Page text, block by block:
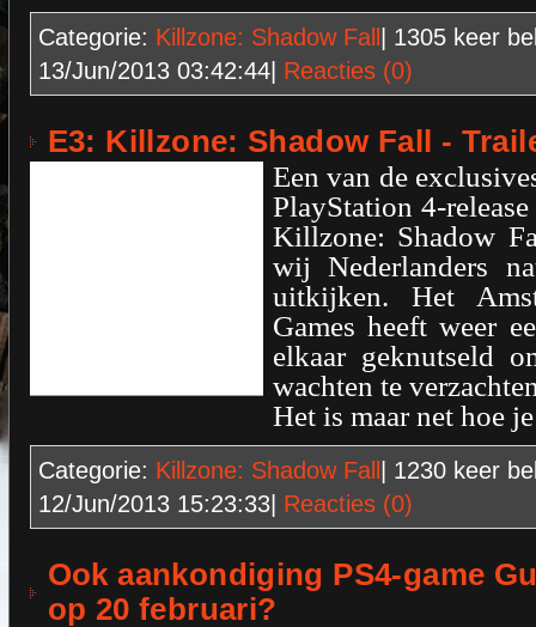
Categorie: Killzone: Shadow Fall | 1305 keer
13/Jun/2013 03:42:44| Reacties (0)
E3: Killzone: Shadow Fall -
Een van de
PlayStation 4-
Killzone: Shadow
wij Nederlanders
uitkijken. Het
Games heeft weer
elkaar geknutseld
wachten te
Het is maar net hoe
Categorie: Killzone: Shadow Fall | 1230 keer
12/Jun/2013 15:23:33| Reacties (0)
Ook aankondiging PS4-game
op 20 februari?